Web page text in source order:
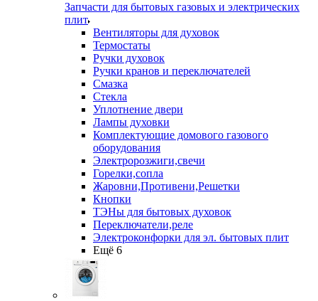
Запчасти для бытовых газовых и электрических
плит
Вентиляторы для духовок
Термостаты
Ручки духовок
Ручки кранов и переключателей
Смазка
Стекла
Уплотнение двери
Лампы духовки
Комплектующие домового газового
оборудования
Электророзжиги,свечи
Горелки,сопла
Жаровни,Противени,Решетки
Кнопки
ТЭНы для бытовых духовок
Переключатели,реле
Электроконфорки для эл. бытовых плит
Ещё 6